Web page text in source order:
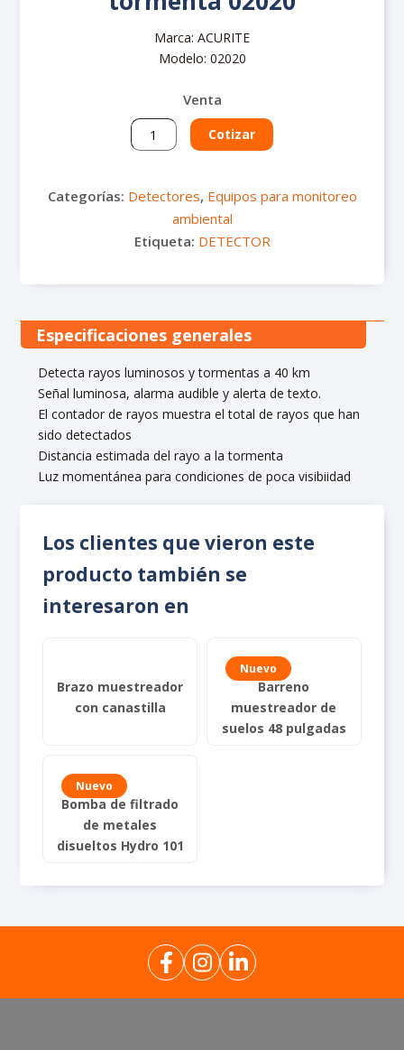
Medidores de estrés térmico
Termohigrómetros
Pluviómetro
Marca: ACURITE
Modelo: 02020
Categorías: Detectores, Equipos para monitoreo
ambiental
Etiqueta: DETECTOR
Venta
Detector
portátil
tormenta
Cotizar
Especificaciones generales
Detecta rayos luminosos y tormentas a 40 km
Señal luminosa, alarma audible y alerta de texto.
El contador de rayos muestra el total de rayos que han
sido detectados
Distancia estimada del rayo a la tormenta
Luz momentánea para condiciones de poca visibiidad
Los clientes que vieron este
producto también se
interesaron en
Brazo muestreador
con canastilla
Nuevo
Barreno
muestreador de
suelos 48 pulgadas
Nuevo
Bomba de filtrado
de metales
disueltos Hydro 101